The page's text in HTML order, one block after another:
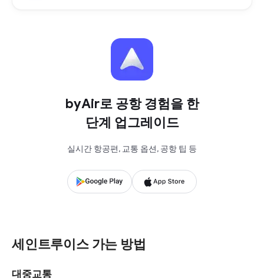
byAir로 공항 경험을 한
단계 업그레이드
실시간 항공편, 교통 옵션, 공항 팁 등
세인트루이스 가는 방법
대중교통